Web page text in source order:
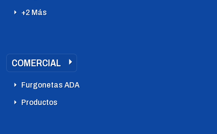
+2 Más
COMERCIAL
Furgonetas ADA
Productos